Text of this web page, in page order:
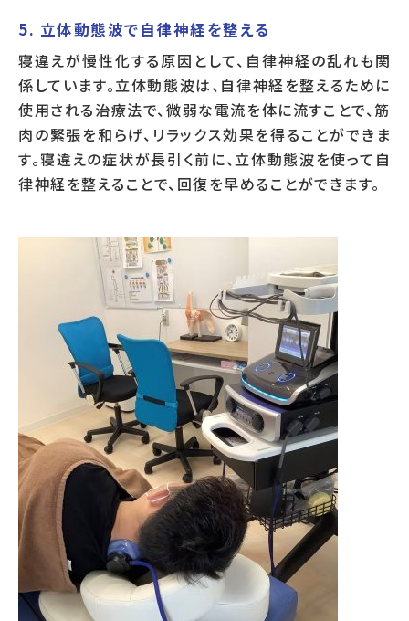
5. 立体動態波で自律神経を整える
寝違えが慢性化する原因として、自律神経の乱れも関
係しています。立体動態波は、自律神経を整えるために
使用される治療法で、微弱な電流を体に流すことで、筋
肉の緊張を和らげ、リラックス効果を得ることができま
す。寝違えの症状が長引く前に、立体動態波を使って自
律神経を整えることで、回復を早めることができます。